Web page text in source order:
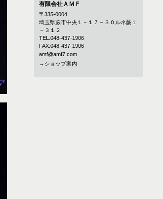
有限会社ＡＭＦ
〒335-0004
埼玉県蕨市中央１－１７－３０ルネ蕨１
－３１２
TEL.048-437-1906
FAX.048-437-1906
amf@amf7.com
→ショップ案内